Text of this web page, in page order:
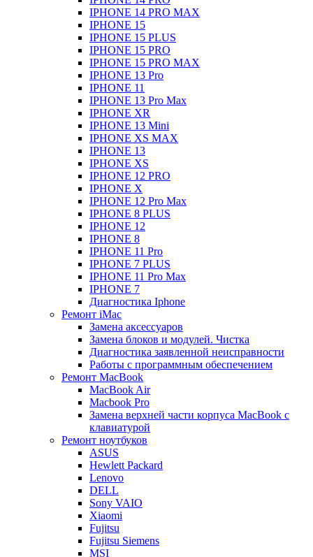
IPHONE 14 PRO MAX
IPHONE 15
IPHONE 15 PLUS
IPHONE 15 PRO
IPHONE 15 PRO MAX
IPHONE 13 Pro
IPHONE 11
IPHONE 13 Pro Max
IPHONE XR
IPHONE 13 Mini
IPHONE XS MAX
IPHONE 13
IPHONE XS
IPHONE 12 PRO
IPHONE X
IPHONE 12 Pro Max
IPHONE 8 PLUS
IPHONE 12
IPHONE 8
IPHONE 11 Pro
IPHONE 7 PLUS
IPHONE 11 Pro Max
IPHONE 7
Диагностика Iphone
Ремонт iMac
Замена аксессуаров
Замена блоков и модулей. Чистка
Диагностика заявленной неисправности
Работы с программным обеспечением
Ремонт MacBook
MacBook Air
Macbook Pro
Замена верхней части корпуса MacBook с
клавиатурой
Ремонт ноутбуков
ASUS
Hewlett Packard
Lenovo
DELL
Sony VAIO
Xiaomi
Fujitsu
Fujitsu Siemens
MSI